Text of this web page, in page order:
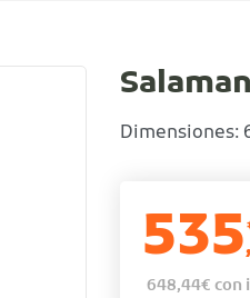
Dimensiones:
535
648,44€ con